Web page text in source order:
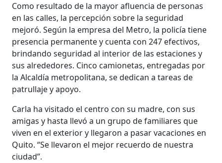
Como resultado de la mayor afluencia de personas
en las calles, la percepción sobre la seguridad
mejoró. Según la empresa del Metro, la policía tiene
presencia permanente y cuenta con 247 efectivos,
brindando seguridad al interior de las estaciones y
sus alrededores. Cinco camionetas, entregadas por
la Alcaldía metropolitana, se dedican a tareas de
patrullaje y apoyo.
Carla ha visitado el centro con su madre, con sus
amigas y hasta llevó a un grupo de familiares que
viven en el exterior y llegaron a pasar vacaciones en
Quito. “Se llevaron el mejor recuerdo de nuestra
ciudad”.